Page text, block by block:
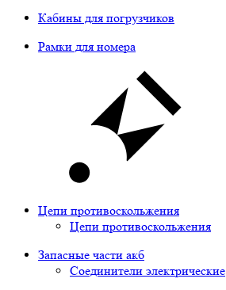
Кабины для погрузчиков
Рамки для номера
Цепи противоскольжения
Цепи противоскольжения
Запасные части акб
Соединители электрические